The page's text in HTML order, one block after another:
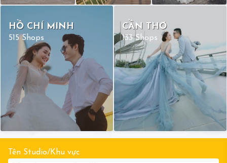
HỒ CHÍ MINH
515 Shops
CẦN THƠ
133 Shops
Tên Studio/Khu vực